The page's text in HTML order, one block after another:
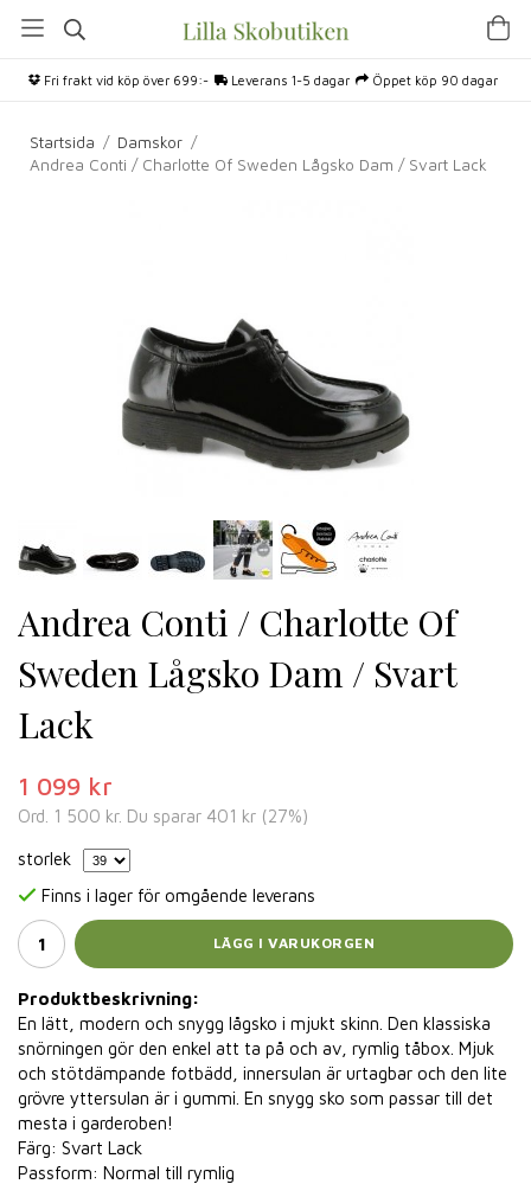
Fri frakt vid köp över 699:- Leverans 1-5 dagar Öppet köp 90 dagar
Startsida / Damskor /
Andrea Conti / Charlotte Of Sweden Lågsko Dam / Svart Lack
Andrea Conti / Charlotte Of
Sweden Lågsko Dam / Svart
Lack
1 099 kr
Ord. 1 500 kr. Du sparar 401 kr (27%)
storlek
Finns i lager för omgående leverans
LÄGG I VARUKORGEN
Produktbeskrivning:
En lätt, modern och snygg lågsko i mjukt skinn. Den klassiska
snörningen gör den enkel att ta på och av, rymlig tåbox. Mjuk
och stötdämpande fotbädd, innersulan är urtagbar och den lite
grövre yttersulan är i gummi. En snygg sko som passar till det
mesta i garderoben!
Färg: Svart Lack
Passform: Normal till rymlig